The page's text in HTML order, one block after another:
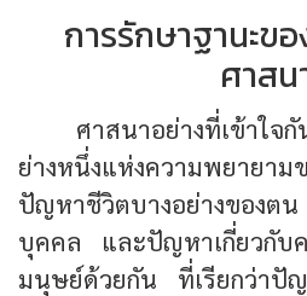
การรักษาฐานะข
ศาสน
ศาสนาอย่างที่เข้าใจ
ย่างหนึ่งแห่งความพยายา
ปัญหาชีวิตบางอย่างของต
บุคคล และปัญหาเกี่ยวกับค
มนุษย์ด้วยกัน ที่เรียกว่าปั